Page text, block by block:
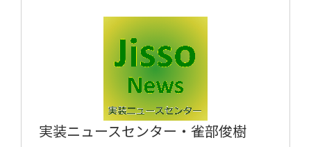
用語集
実装ニュースセンター・ 雀部俊樹